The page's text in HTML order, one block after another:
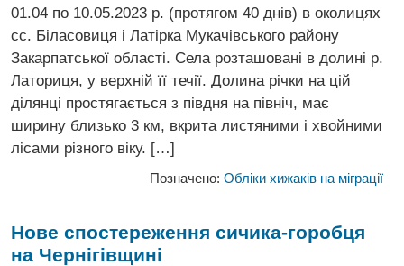
01.04 по 10.05.2023 р. (протягом 40 днів) в околицях
сс. Біласовиця і Латірка Мукачівського району
Закарпатської області. Села розташовані в долині р.
Латориця, у верхній її течії. Долина річки на цій
ділянці простягається з півдня на північ, має
ширину близько 3 км, вкрита листяними і хвойними
лісами різного віку. […]
Позначено:Обліки хижаків на міграції
Нове спостереження сичика-горобця
на Чернігівщині